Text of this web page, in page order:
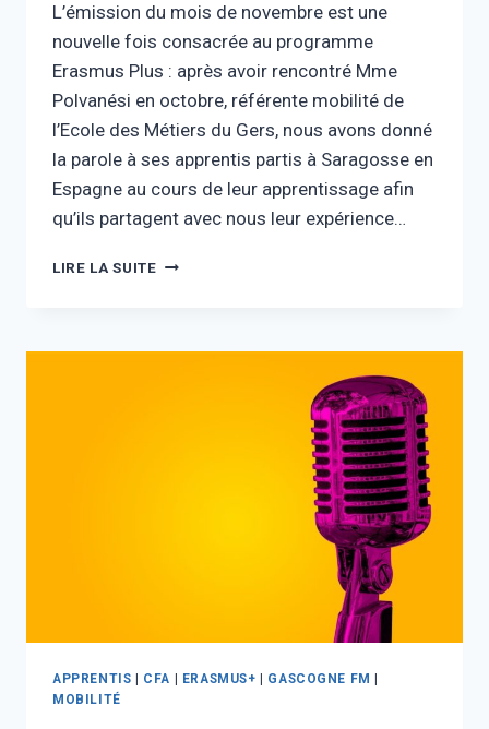
L’émission du mois de novembre est une
nouvelle fois consacrée au programme
Erasmus Plus : après avoir rencontré Mme
Polvanési en octobre, référente mobilité de
l’Ecole des Métiers du Gers, nous avons donné
la parole à ses apprentis partis à Saragosse en
Espagne au cours de leur apprentissage afin
qu’ils partagent avec nous leur expérience…
LIRE LA SUITE
APPRENTIS | CFA | ERASMUS+ | GASCOGNE FM |
MOBILITÉ